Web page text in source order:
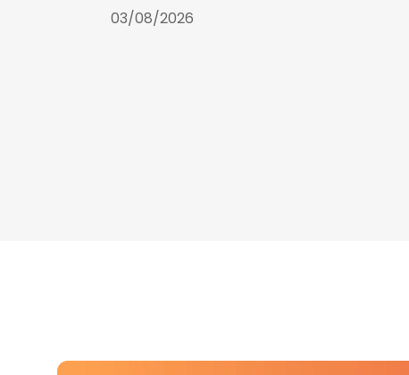
03/08/2026